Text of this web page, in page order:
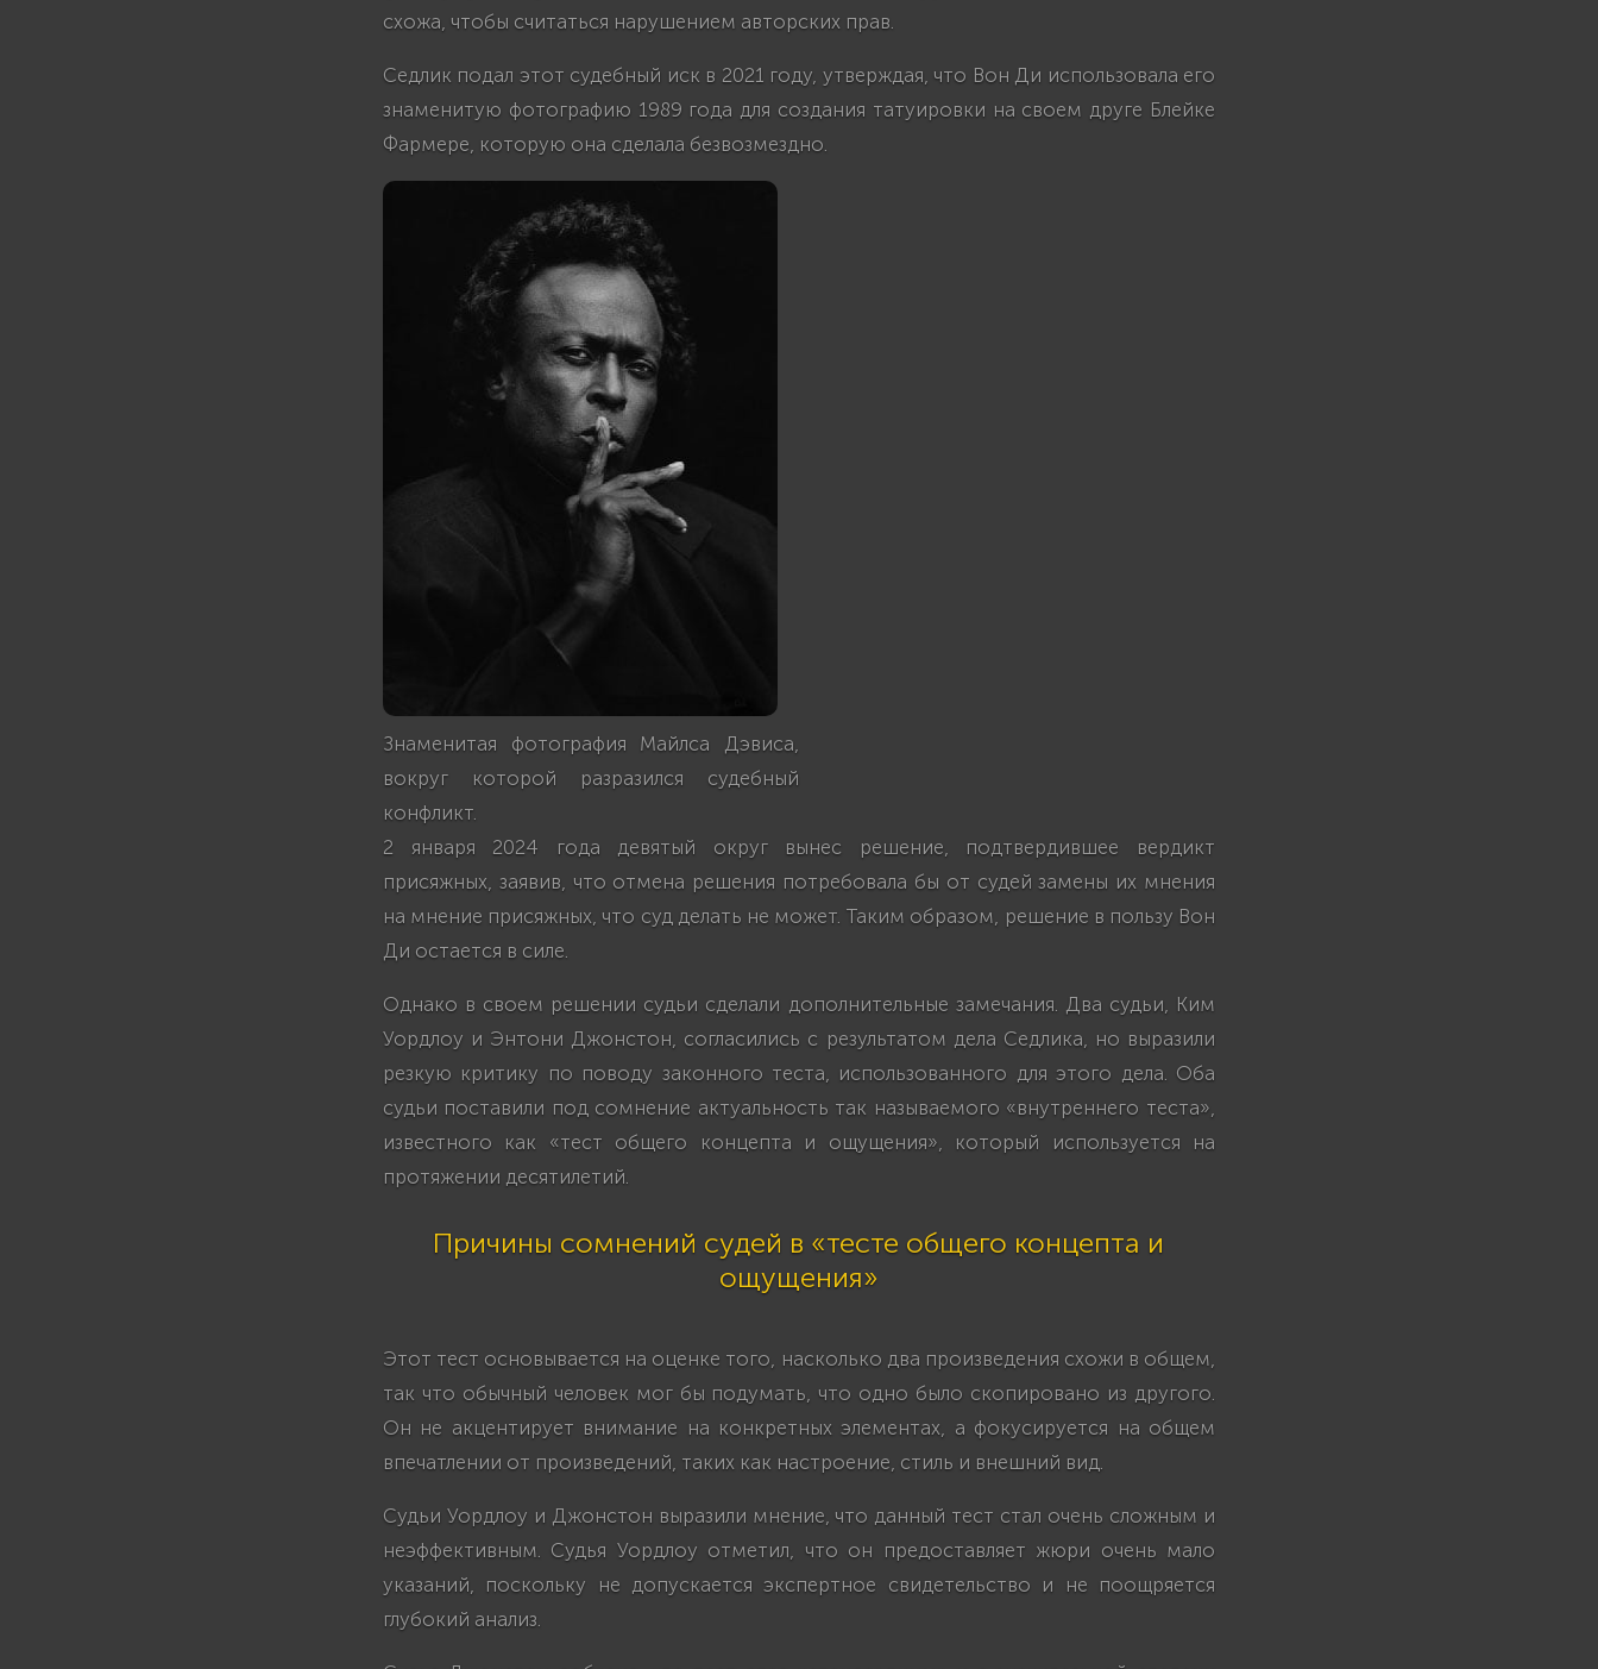
схожа, чтобы считаться нарушением авторских прав.
Седлик подал этот судебный иск в 2021 году, утверждая, что Вон Ди использовала его
знаменитую фотографию 1989 года для создания татуировки на своем друге Блейке
Фармере, которую она сделала безвозмездно.
Знаменитая фотография Майлса Дэвиса,
вокруг которой разразился судебный
конфликт.
2 января 2024 года девятый округ вынес решение, подтвердившее вердикт
присяжных, заявив, что отмена решения потребовала бы от судей замены их мнения
на мнение присяжных, что суд делать не может. Таким образом, решение в пользу Вон
Ди остается в силе.
Однако в своем решении судьи сделали дополнительные замечания. Два судьи, Ким
Уордлоу и Энтони Джонстон, согласились с результатом дела Седлика, но выразили
резкую критику по поводу законного теста, использованного для этого дела. Оба
судьи поставили под сомнение актуальность так называемого «внутреннего теста»,
известного как «тест общего концепта и ощущения», который используется на
протяжении десятилетий.
Причины сомнений судей в «тесте общего концепта и
ощущения»
Этот тест основывается на оценке того, насколько два произведения схожи в общем,
так что обычный человек мог бы подумать, что одно было скопировано из другого.
Он не акцентирует внимание на конкретных элементах, а фокусируется на общем
впечатлении от произведений, таких как настроение, стиль и внешний вид.
Судьи Уордлоу и Джонстон выразили мнение, что данный тест стал очень сложным и
неэффективным. Судья Уордлоу отметил, что он предоставляет жюри очень мало
указаний, поскольку не допускается экспертное свидетельство и не поощряется
глубокий анализ.